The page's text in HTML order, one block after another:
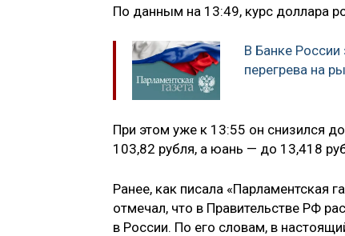
По данным на 13:49, курс доллара
В Банке России
перегрева на
При этом уже к 13:55 он снизился
103,82 рубля, а юань — до 13,418
Ранее, как писала «Парламентская
отмечал, что в Правительстве РФ
в России. По его словам, в